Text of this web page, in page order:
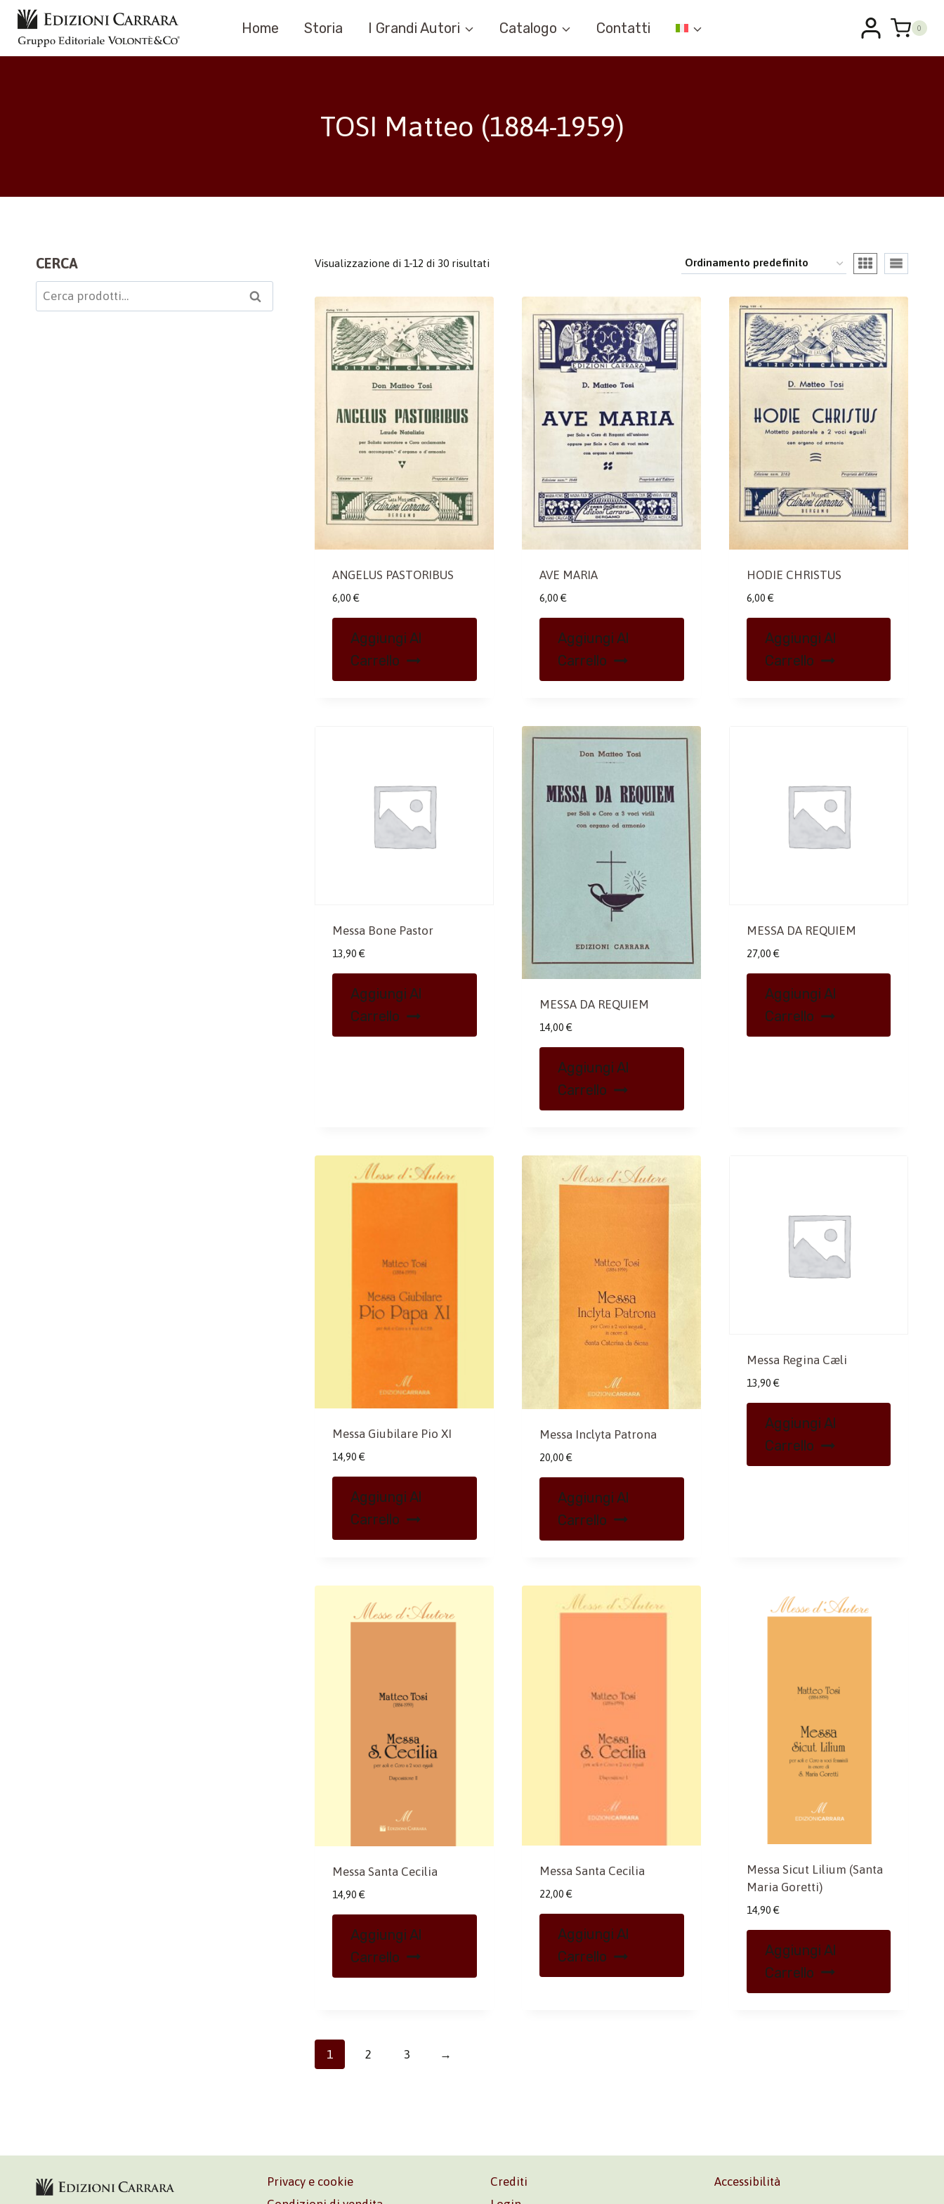
Salta
contenuto
Home Storia I Grandi Autori Catalogo Contatti 0
TOSI Matteo (1884-1959)
Visualizzazione di 1-12 di 30 risultati
ANGELUS PASTORIBUS
6,00 €
Aggiungi Al
Carrello
AVE MARIA
6,00 €
Aggiungi Al
Carrello
HODIE CHRISTUS
6,00 €
Aggiungi Al
Carrello
Messa Bone Pastor
13,90 €
Aggiungi Al
Carrello
MESSA DA REQUIEM
14,00 €
Aggiungi Al
Carrello
MESSA DA REQUIEM
27,00 €
Aggiungi Al
Carrello
Messa Giubilare Pio XI
14,90 €
Aggiungi Al
Carrello
Messa Inclyta Patrona
20,00 €
Aggiungi Al
Carrello
Messa Regina Cæli
13,90 €
Aggiungi Al
Carrello
Messa Santa Cecilia
14,90 €
Aggiungi Al
Carrello
Messa Santa Cecilia
22,00 €
Aggiungi Al
Carrello
Messa Sicut Lilium (Santa
Maria Goretti)
14,90 €
Aggiungi Al
Carrello
1 2 3 →
CERCA
Cerca: Cerca
Privacy e cookie
Crediti
Accessibilità